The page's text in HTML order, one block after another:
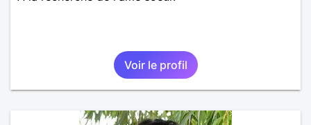
Voir le profil